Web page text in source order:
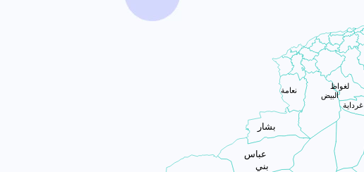
بني
عباس
البيض
بشار
غرداية
لغواظ نعامة